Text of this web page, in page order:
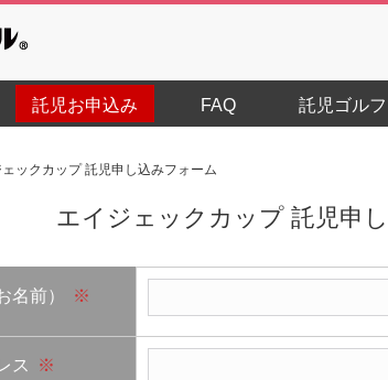
託児お申込み FAQ 託児ゴル
ックカップ 託児申し込みフォーム
エイジェックカップ 託児申
名前） ※
ス ※